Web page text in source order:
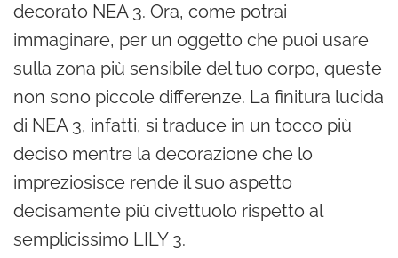
decorato NEA 3. Ora, come potrai
immaginare, per un oggetto che puoi usare
sulla zona più sensibile del tuo corpo, queste
non sono piccole differenze. La finitura lucida
di NEA 3, infatti, si traduce in un tocco più
deciso mentre la decorazione che lo
impreziosisce rende il suo aspetto
decisamente più civettuolo rispetto al
semplicissimo LILY 3.